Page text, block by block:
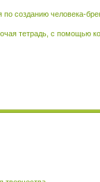
тетрадь, с помощью